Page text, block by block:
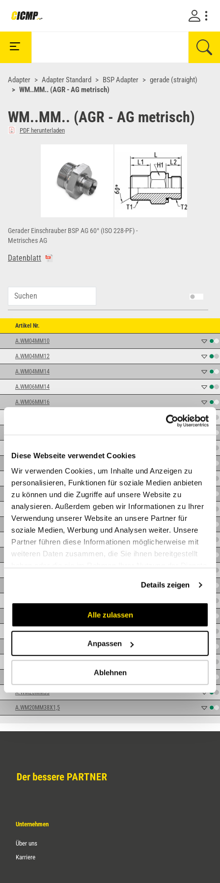
Diese Webseite verwendet Cookies
Wir verwenden Cookies, um Inhalte und Anzeigen zu
personalisieren, Funktionen für soziale Medien anbieten
zu können und die Zugriffe auf unsere Website zu
analysieren. Außerdem geben wir Informationen zu Ihrer
Verwendung unserer Website an unsere Partner für
soziale Medien, Werbung und Analysen weiter. Unsere
Partner führen diese Informationen möglicherweise mit
weiteren Daten zusammen, die Sie ihnen bereitgestellt
Details zeigen
Alle zulassen
Anpassen
Ablehnen
Adapter Adapter Standard BSP Adapter
gerade (straight)
WM..MM.. (AGR - AG metrisch)
WM..MM.. (AGR - AG metrisch)
PDF herunterladen
Gerader Einschrauber BSP AG 60° (ISO 228-PF) -
Metrisches AG
Datenblatt
Artikel Nr.
A.WM04MM10
A.WM04MM12
A.WM04MM14
A.WM06MM14
A.WM06MM16
A.WM08MM18
A.WM08MM20
A.WM08MM22
A.WM12MM18
A.WM12MM22
A.WM12MM26
A.WM12MM33X2
A.WM16MM33X2
A.WM20MM33
A.WM20MM38X1,5
Unternehmen
Über uns
Karriere